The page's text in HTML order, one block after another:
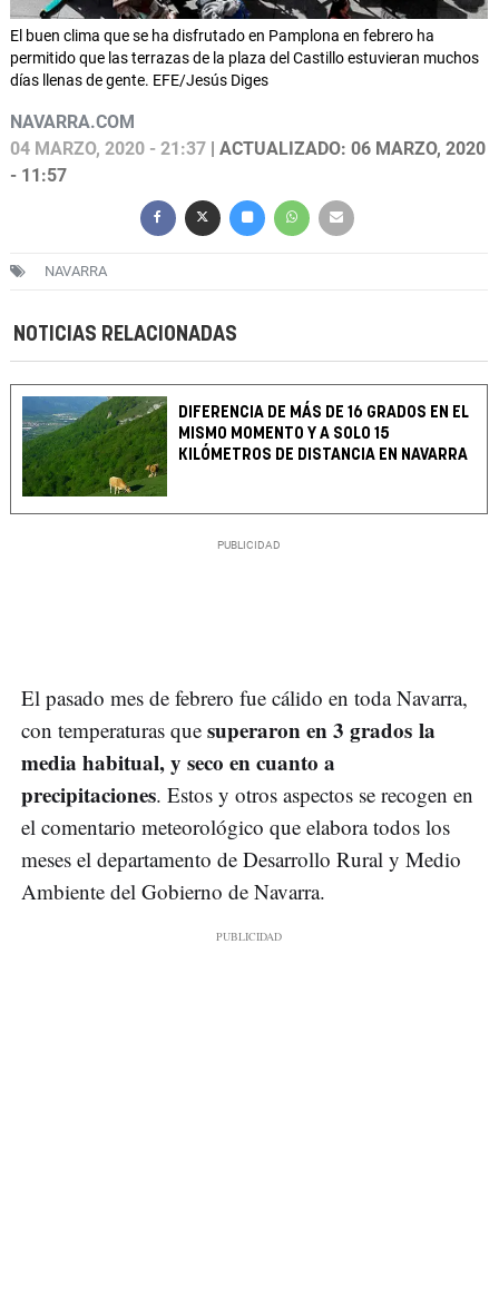
El buen clima que se ha disfrutado en Pamplona en febrero ha
permitido que las terrazas de la plaza del Castillo estuvieran muchos
días llenas de gente. EFE/Jesús Diges
NAVARRA.COM
04 MARZO, 2020 - 21:37 | ACTUALIZADO: 06 MARZO, 2020
- 11:57
NAVARRA
NOTICIAS RELACIONADAS
DIFERENCIA DE MÁS DE 16 GRADOS EN EL
MISMO MOMENTO Y A SOLO 15
KILÓMETROS DE DISTANCIA EN NAVARRA
El pasado mes de febrero fue cálido en toda Navarra,
con temperaturas que superaron en 3 grados la
media habitual, y seco en cuanto a
precipitaciones. Estos y otros aspectos se recogen en
el comentario meteorológico que elabora todos los
meses el departamento de Desarrollo Rural y Medio
Ambiente del Gobierno de Navarra.